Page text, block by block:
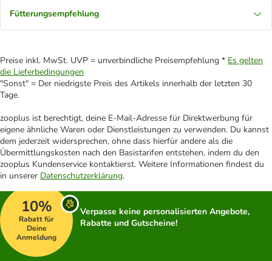
Fütterungsempfehlung
Preise inkl. MwSt. UVP = unverbindliche Preisempfehlung * Es gelten
die Lieferbedingungen
"Sonst" = Der niedrigste Preis des Artikels innerhalb der letzten 30
Tage.
zooplus ist berechtigt, deine E-Mail-Adresse für Direktwerbung für
eigene ähnliche Waren oder Dienstleistungen zu verwenden. Du kannst
dem jederzeit widersprechen, ohne dass hierfür andere als die
Übermittlungskosten nach den Basistarifen entstehen, indem du den
zooplus Kundenservice kontaktierst. Weitere Informationen findest du
in unserer Datenschutzerklärung.
10%
Rabatt für
Deine
Anmeldung
Verpasse keine personalisierten Angebote,
Rabatte und Gutscheine!